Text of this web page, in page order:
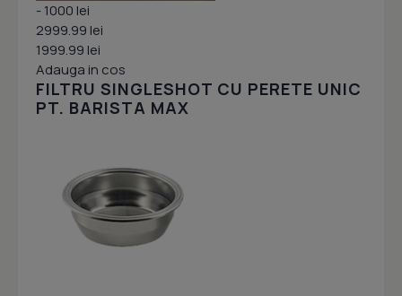
- 1000 lei
2999.99 lei
1999.99 lei
Adauga in cos
FILTRU SINGLESHOT CU PERETE UNIC
PT. BARISTA MAX